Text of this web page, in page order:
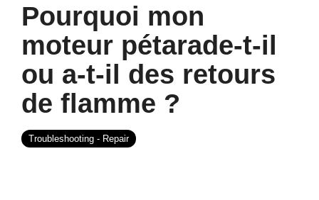
Pourquoi mon
moteur pétarade-t-il
ou a-t-il des retours
de flamme ?
Troubleshooting - Repair